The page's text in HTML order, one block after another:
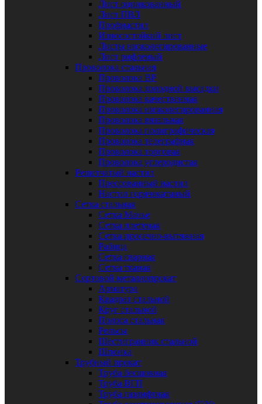
Лист оцинкованный
Лист ПВЛ
Профнастил
Износостойкий лист
Листы низколегированные
Лист рифленый
Проволока стальная
Проволока ВР
Проволока холодной высадки
Проволока качественная
Проволока низколегированная
Проволока вязальная
Проволока полиграфическая
Проволока телеграфная
Проволока торговая
Проволока углеродистая
Решетчатый настил
Прессованный настил
Настил горячекатаный
Сетка стальная
Сетка Манье
Сетка плетеная
Сетка просечно-вытяжная
Рабица
Сетка сварная
Сетка тканая
Сортовой металлопрокат
Арматура
Квадрат стальной
Круг стальной
Полоса стальная
Рельсы
Шестигранник стальной
Шпонка
Трубный прокат
Труба бесшовная
Труба ВГП
Труба газлифтная